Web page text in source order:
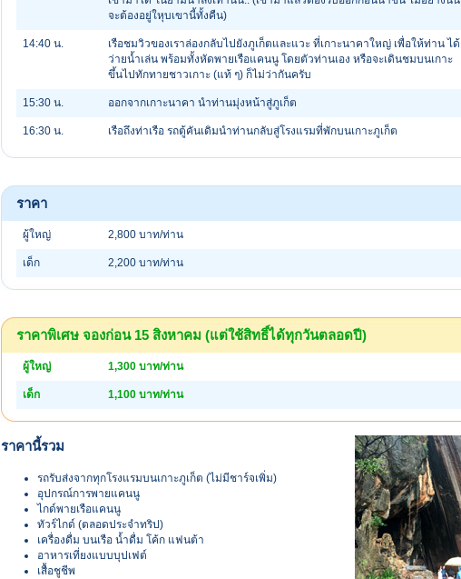
จะต้องอยู่ใหุบเขานี้ทั้งคืน)
14:40 น.
เรือชมวิวของเราล่องกลับไปยังภูเก็ตและแวะ ที่เกาะนาคาใหญ่ เพื่อให้ท่าน ได้
ว่ายน้ำเล่น พร้อมทั้งหัดพายเรือแคนนู โดยตัวท่านเอง หรือจะเดินชมบนเกาะ
ขึ้นไปทักทายชาวเกาะ (แท้ ๆ) ก็ไม่ว่ากันครับ
15:30 น. ออกจากเกาะนาคา นำท่านมุ่งหน้าสู่ภูเก็ต
16:30 น. เรือถึงท่าเรือ รถตู้คันเดิมนำท่านกลับสู่โรงแรมที่พักบนเกาะภูเก็ต
ราคา
ผู้ใหญ่ 2,800 บาท/ท่าน
เด็ก 2,200 บาท/ท่าน
ราคาพิเศษ จองก่อน 15 สิงหาคม (แต่ใช้สิทธิ์ได้ทุกวันตลอดปี)
ผู้ใหญ่ 1,300 บาท/ท่าน
เด็ก 1,100 บาท/ท่าน
ราคานี้รวม
รถรับส่งจากทุกโรงแรมบนเกาะภูเก็ต (ไม่มีชาร์จเพิ่ม)
อุปกรณ์การพายแคนนู
ไกด์พายเรือแคนนู
ทัวร์ไกด์ (ตลอดประจำทริป)
เครื่องดื่ม บนเรือ น้ำดื่ม โค้ก แฟนต้า
อาหารเที่ยงแบบบุปเฟต์
เสื้อชูชีพ